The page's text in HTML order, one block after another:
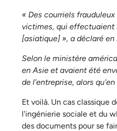
« Des courriels
victimes, qui effectuaient
[asiatique] », a déclaré en
Selon le ministère
en Asie et avaient été
de l'entreprise, alors
Et voilà. Un cas classique
l'ingénierie sociale et du
des documents pour se